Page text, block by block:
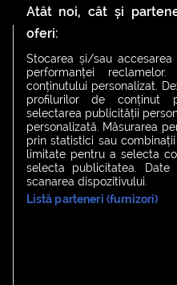
FEVER
LIVE FEVER
Atât noi, cât și
oferi:
Stocarea și/sau
performanței
conținutului personalizat.
profilurilor de conținut
selectarea publicității
personalizată. Măsurarea
prin statistici sau
limitate pentru a selecta
selecta publicitatea.
scanarea dispozitivului.
Listă parteneri (furnizori)